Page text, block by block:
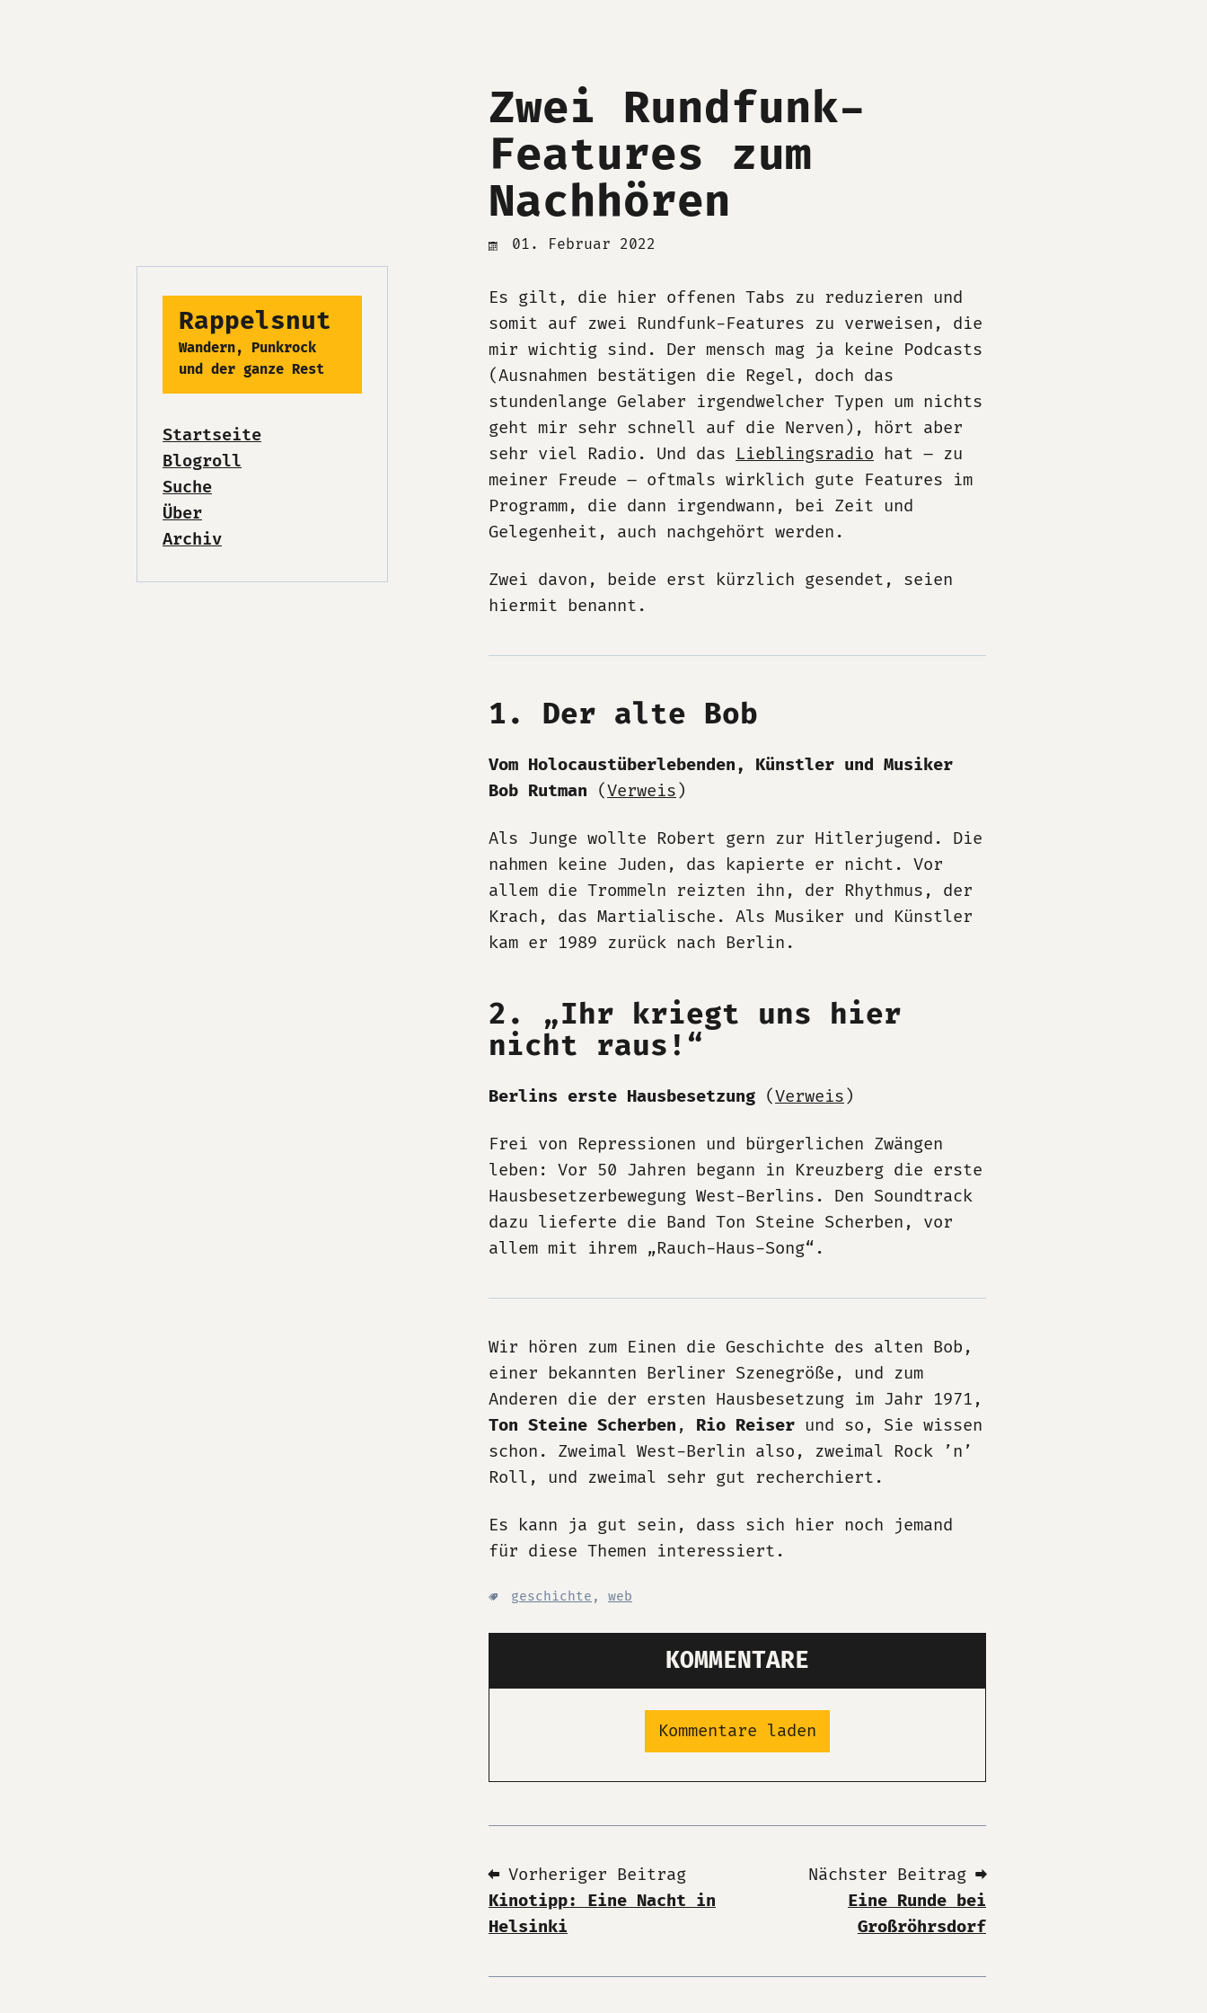
Rappelsnut
Wandern, Punkrock
und der ganze Rest
Startseite
Blogroll
Suche
Über
Archiv
Zwei Rundfunk-
Features zum
Nachhören
01. Februar 2022
Es gilt, die hier offenen Tabs zu reduzieren und
somit auf zwei Rundfunk-Features zu verweisen, die
mir wichtig sind. Der mensch mag ja keine Podcasts
(Ausnahmen bestätigen die Regel, doch das
stundenlange Gelaber irgendwelcher Typen um nichts
geht mir sehr schnell auf die Nerven), hört aber
sehr viel Radio. Und das Lieblingsradio hat – zu
meiner Freude – oftmals wirklich gute Features im
Programm, die dann irgendwann, bei Zeit und
Gelegenheit, auch nachgehört werden.
Zwei davon, beide erst kürzlich gesendet, seien
hiermit benannt.
1. Der alte Bob
Vom Holocaustüberlebenden, Künstler und Musiker
Bob Rutman (Verweis )
Als Junge wollte Robert gern zur Hitlerjugend. Die
nahmen keine Juden, das kapierte er nicht. Vor
allem die Trommeln reizten ihn, der Rhythmus, der
Krach, das Martialische. Als Musiker und Künstler
kam er 1989 zurück nach Berlin.
2. „Ihr kriegt uns hier
nicht raus!“
Berlins erste Hausbesetzung (Verweis )
Frei von Repressionen und bürgerlichen Zwängen
leben: Vor 50 Jahren begann in Kreuzberg die erste
Hausbesetzerbewegung West-Berlins. Den Soundtrack
dazu lieferte die Band Ton Steine Scherben, vor
allem mit ihrem „Rauch-Haus-Song“.
Wir hören zum Einen die Geschichte des alten Bob,
einer bekannten Berliner Szenegröße, und zum
Anderen die der ersten Hausbesetzung im Jahr 1971,
Ton Steine Scherben , Rio Reiser und so, Sie wissen
schon. Zweimal West-Berlin also, zweimal Rock ’n’
Roll, und zweimal sehr gut recherchiert.
Es kann ja gut sein, dass sich hier noch jemand
für diese Themen interessiert.
geschichte , web
KOMMENTARE
Kommentare laden
⬅ Vorheriger Beitrag
Kinotipp: Eine Nacht in
Helsinki
Nächster Beitrag ➡
Eine Runde bei
Großröhrsdorf